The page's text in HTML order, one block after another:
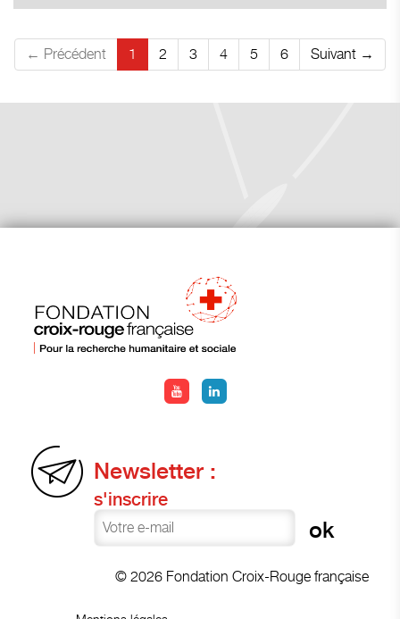
← Précédent 1 2 3 4 5 6 Suivant →
Newsletter :
s'inscrire
© 2026 Fondation Croix-Rouge française